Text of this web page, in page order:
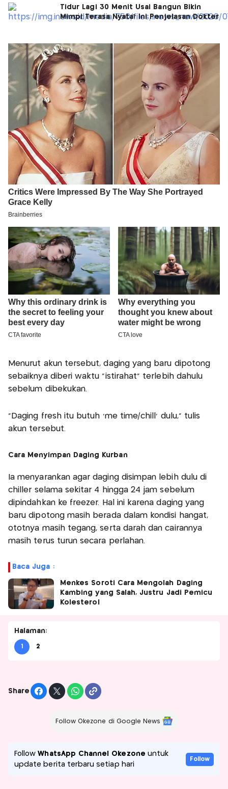
Tidur Lagi 30 Menit Usai Bangun Bikin
Mimpi Terasa Nyata? Ini Penjelasan Dokter
Menurut akun tersebut, daging yang baru dipotong
sebaiknya diberi waktu “istirahat” terlebih dahulu
sebelum dibekukan.
“Daging fresh itu butuh ‘me time/chill’ dulu,” tulis
akun tersebut.
Cara Menyimpan Daging Kurban
Ia menyarankan agar daging disimpan lebih dulu di
chiller selama sekitar 4 hingga 24 jam sebelum
dipindahkan ke freezer. Hal ini karena daging yang
baru dipotong masih berada dalam kondisi hangat,
ototnya masih tegang, serta darah dan cairannya
masih terus turun secara perlahan.
Baca Juga :
Menkes Soroti Cara Mengolah Daging
Kambing yang Salah, Justru Jadi Pemicu
Kolesterol
Halaman:
1 2
Share
Follow Okezone di Google News
FollowWhatsApp Channel Okezone untuk
update berita terbaru setiap hari
Follow